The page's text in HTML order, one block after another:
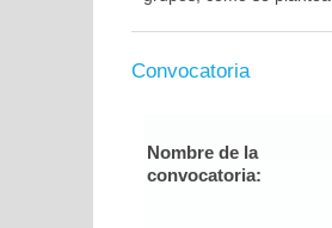
Convocatoria
Nombre de la
convocatoria: